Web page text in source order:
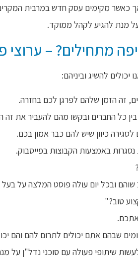
אך כאשר מקימים עסק חדש במרבית
מנת להגיע לקהל ממוקד.
מתחילים? – ערוצי
להשיג וביניהם:
זה הזמן שלהם לפרגן לכם בחזרה.
כל החברים ובקשו מהם להעביר את זה
לסגירה כיוון שיש להם כבר אמון בכם.
באמצעות הקבוצות בפייסבוק.
שוהם ובכל יום עולה פוסט המלצה על
טוב?"
שבהם אתם יכולים לתרום להם והם
שיתופי פעולה עם סוכני נדל"ן על